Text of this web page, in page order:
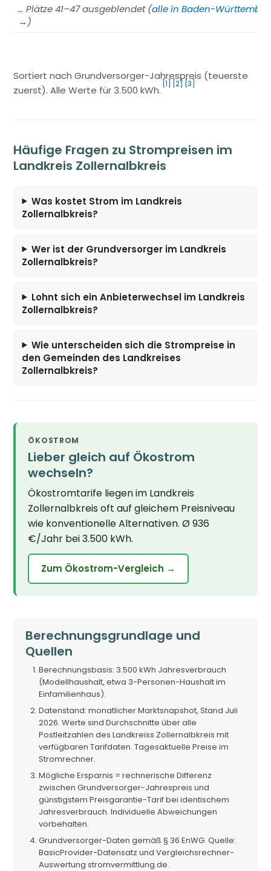
… Plätze 41–47 ausgeblendet (alle in Baden-
→ )
Sortiert nach Grundversorger-Jahrespreis (teuerste
zuerst). Alle Werte für 3.500 kWh.
[1] [2] [3]
Häufige Fragen zu Strompreisen im
Landkreis Zollernalbkreis
Was kostet Strom im Landkreis
Zollernalbkreis?
Wer ist der Grundversorger im Landkreis
Zollernalbkreis?
Lohnt sich ein Anbieterwechsel im Landkreis
Zollernalbkreis?
Wie unterscheiden sich die Strompreise in
den Gemeinden des Landkreises
Zollernalbkreis?
ÖKOSTROM
Lieber gleich auf Ökostrom
wechseln?
Ökostromtarife liegen im Landkreis
Zollernalbkreis oft auf gleichem Preisniveau
wie konventionelle Alternativen. Ø 936
€/Jahr bei 3.500 kWh.
Zum Ökostrom-Vergleich →
Berechnungsgrundlage und
Quellen
Berechnungsbasis: 3.500 kWh Jahresverbrauch
(Modellhaushalt, etwa 3-Personen-Haushalt im
Einfamilienhaus).
Datenstand: monatlicher Marktsnapshot, Stand Juli
2026. Werte sind Durchschnitte über alle
Postleitzahlen des Landkreiss Zollernalbkreis mit
verfügbaren Tarifdaten. Tagesaktuelle Preise im
Stromrechner.
Mögliche Ersparnis = rechnerische Differenz
zwischen Grundversorger-Jahrespreis und
günstigstem Preisgarantie-Tarif bei identischem
Jahresverbrauch. Individuelle Abweichungen
vorbehalten.
Grundversorger-Daten gemäß § 36 EnWG. Quelle:
BasicProvider-Datensatz und Vergleichsrechner-
Auswertung stromvermittlung.de.